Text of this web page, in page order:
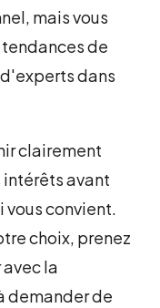
mais vous
de
dans
clairement
intérêts avant
vous convient.
choix, prenez
la
demander de